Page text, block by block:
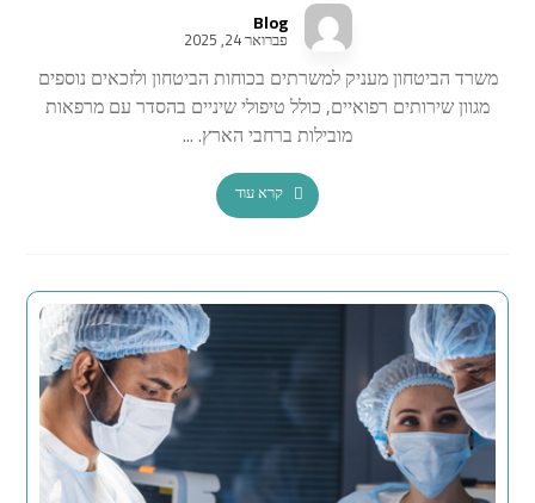
Blog
פברואר 24, 2025
משרד הביטחון מעניק למשרתים בכוחות הביטחון ולזכאים נוספים
מגוון שירותים רפואיים, כולל טיפולי שיניים בהסדר עם מרפאות
מובילות ברחבי הארץ. ...
קרא עוד